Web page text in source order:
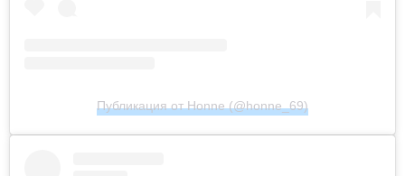
Публикация от Honne (@honne_69)